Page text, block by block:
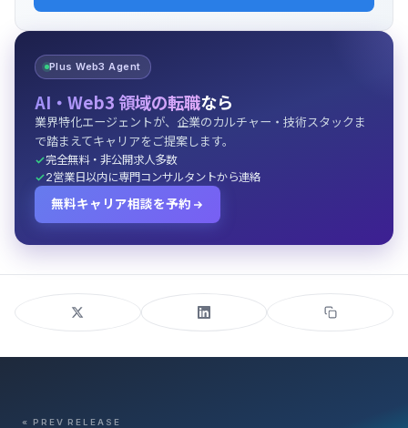
Plus Web3 Agent
AI・Web3 領域の転職なら
業界特化エージェントが、企業のカルチャー・技術スタックま
で踏まえてキャリアをご提案します。
完全無料・非公開求人多数
2営業日以内に専門コンサルタントから連絡
無料キャリア相談を予約
« PREV RELEASE